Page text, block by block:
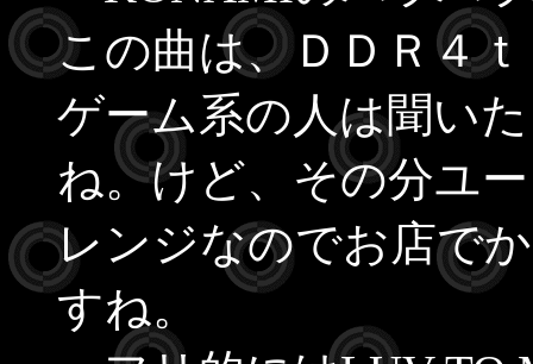
この曲は、ＤＤＲ４
ゲーム系の人は聞い
ね。けど、その分ユ
レンジなのでお店で
すね。